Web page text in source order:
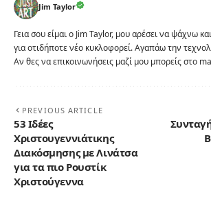
Jim Taylor
Γεια σου είμαι ο Jim Taylor, μου αρέσει να ψάχνω
για οτιδήποτε νέο κυκλοφορεί. Αγαπάω την
Αν θες να επικοινωνήσεις μαζί μου μπορείς στο
PREVIOUS ARTICLE
53 Ιδέες
Χριστουγεννιάτικης
Διακόσμησης με Λινάτσα
για τα πιο Ρουστίκ
Χριστούγεννα